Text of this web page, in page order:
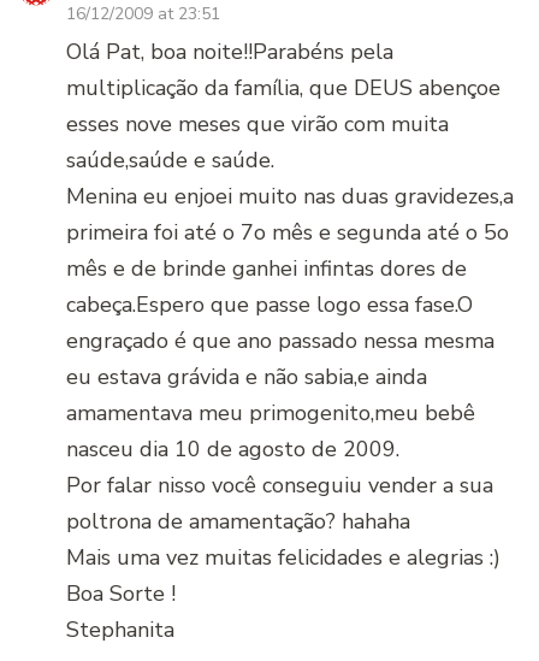
16/12/2009 at 23:51
Olá Pat, boa noite!!Parabéns pela
multiplicação da família, que DEUS abençoe
esses nove meses que virão com muita
saúde,saúde e saúde.
Menina eu enjoei muito nas duas gravidezes,a
primeira foi até o 7o mês e segunda até o 5o
mês e de brinde ganhei infintas dores de
cabeça.Espero que passe logo essa fase.O
engraçado é que ano passado nessa mesma
eu estava grávida e não sabia,e ainda
amamentava meu primogenito,meu bebê
nasceu dia 10 de agosto de 2009.
Por falar nisso você conseguiu vender a sua
poltrona de amamentação? hahaha
Mais uma vez muitas felicidades e alegrias :)
Boa Sorte !
Stephanita